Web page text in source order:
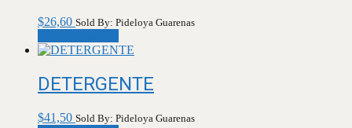
$26,60 Sold By: Pideloya Guarenas
DETERGENTE
$41,50 Sold By: Pideloya Guarenas